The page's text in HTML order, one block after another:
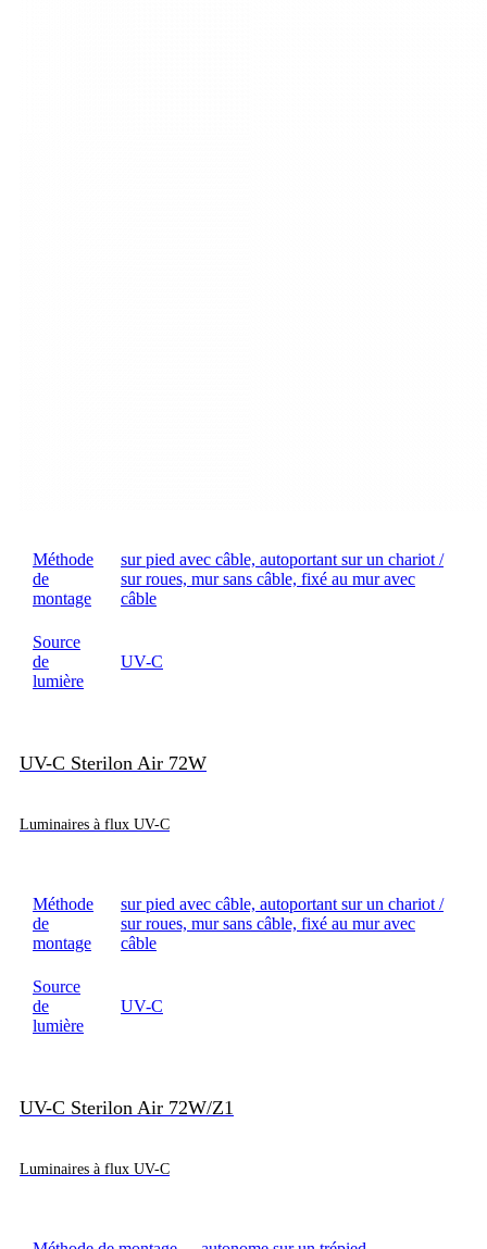
Méthode
de
montage
sur pied avec câble, autoportant sur un chariot /
sur roues, mur sans câble, fixé au mur avec
câble
Source
de
lumière
UV-C
UV-C Sterilon Air 72W
Luminaires à flux UV-C
Méthode
de
montage
sur pied avec câble, autoportant sur un chariot /
sur roues, mur sans câble, fixé au mur avec
câble
Source
de
lumière
UV-C
UV-C Sterilon Air 72W/Z1
Luminaires à flux UV-C